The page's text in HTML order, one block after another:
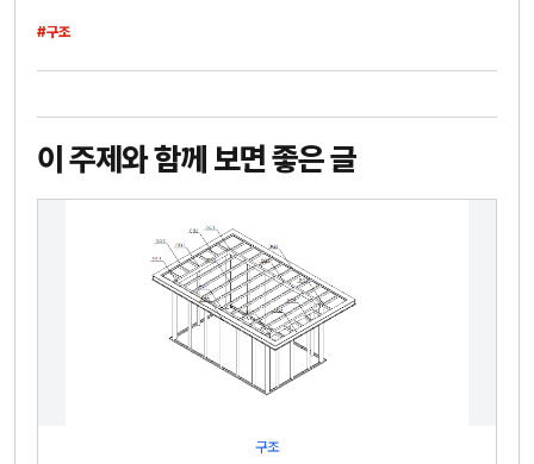
#구조
이 주제와 함께 보면 좋은 글
구조